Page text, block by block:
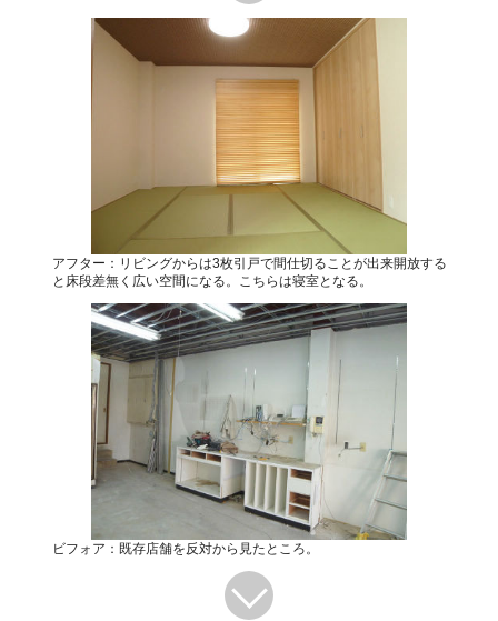
アフター：リビングからは3枚引戸で間仕切ることが出来開放する
と床段差無く広い空間になる。こちらは寝室となる。
ビフォア：既存店舗を反対から見たところ。